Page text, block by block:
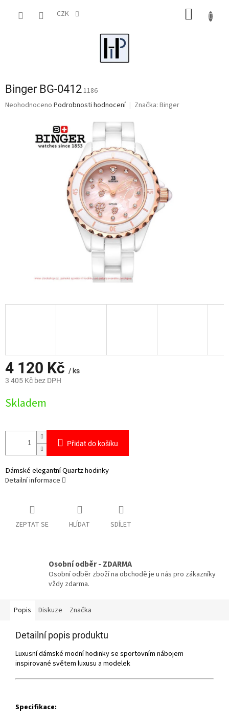
CZK
Binger BG-04121186
Průměrné
Neohodnoceno Podrobnosti hodnocení Značka: Binger
4 120 Kč / ks
3 405 Kč bez DPH
cena:
Skladem
Přidat do košíku
Dámské elegantní Quartz hodinky
Detailní informace
ZEPTAT SE HLÍDAT SDÍLET
Osobní odběr - ZDARMA
Osobní odběr zboží na obchodě je u nás pro zákazníky
vždy zdarma.
Popis Diskuze Značka
Detailní popis produktu
Luxusní dámské modní hodinky se sportovním nábojem
inspirované světem luxusu a modelek
Specifikace: